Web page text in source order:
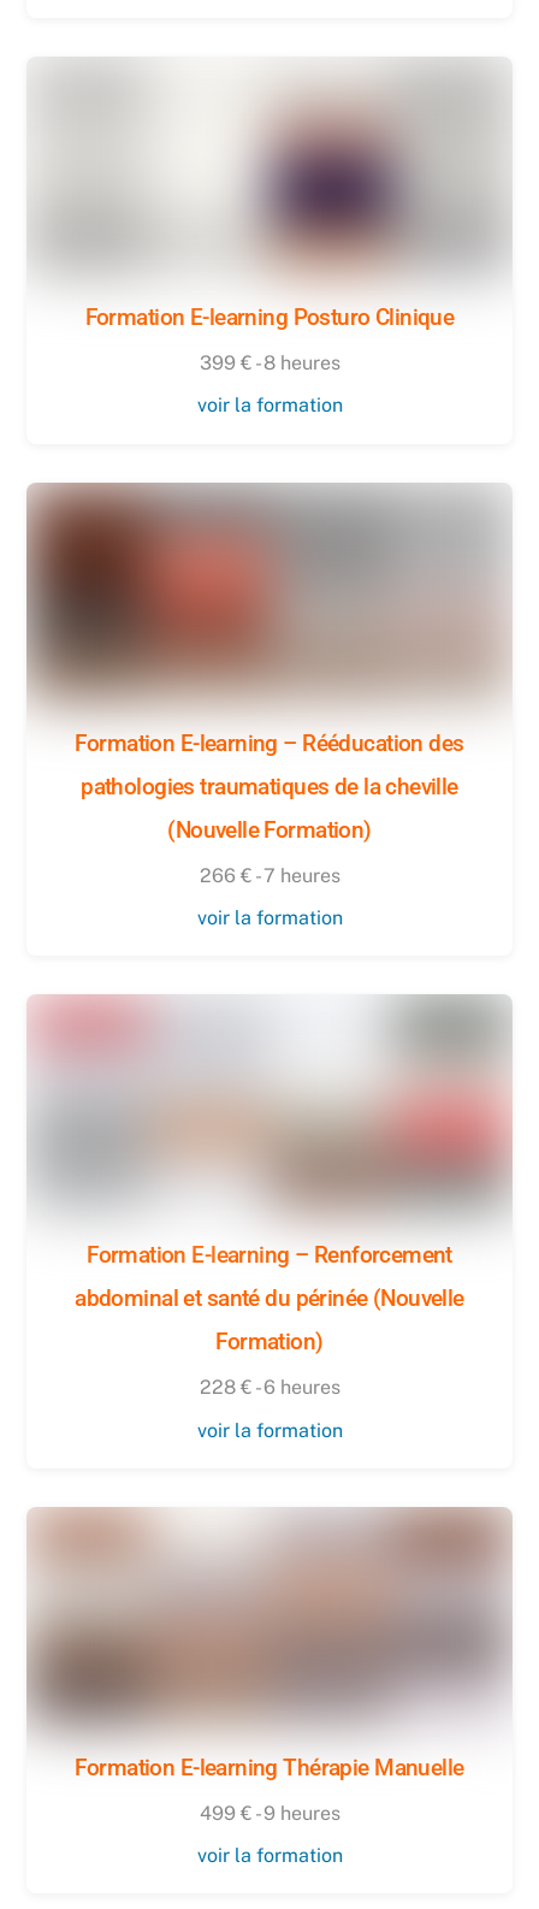
Formation E-learning Posturo Clinique
399 € - 8 heures
voir la formation
Formation E-learning – Rééducation des
pathologies traumatiques de la cheville
(Nouvelle Formation)
266 € - 7 heures
voir la formation
Formation E-learning – Renforcement
abdominal et santé du périnée (Nouvelle
Formation)
228 € - 6 heures
voir la formation
Formation E-learning Thérapie Manuelle
499 € - 9 heures
voir la formation